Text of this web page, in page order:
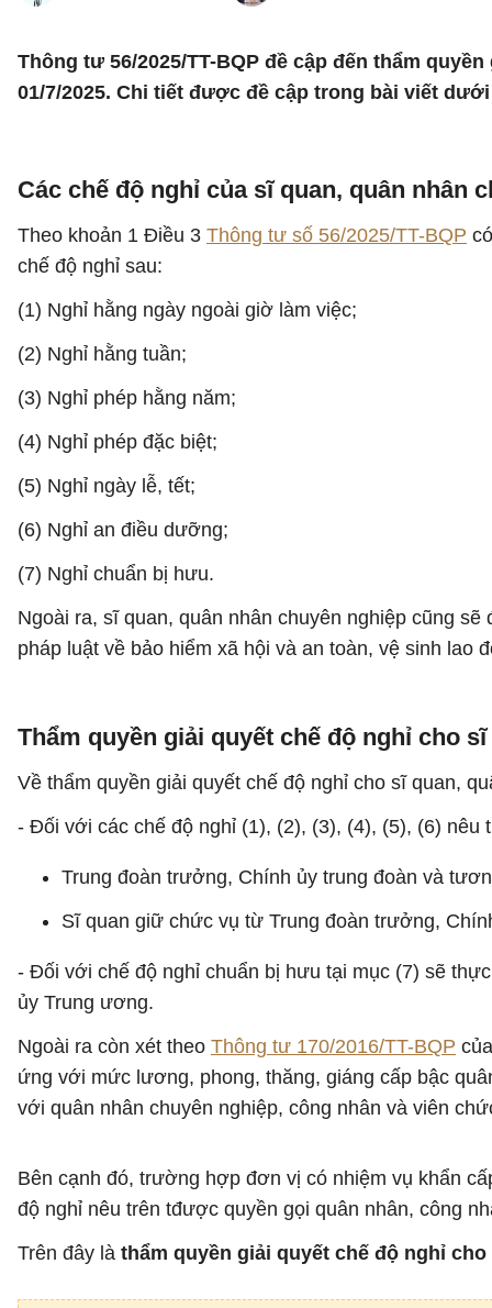
Thông tư 56/2025/TT-BQP đề cập đến thẩm
01/7/2025. Chi tiết được đề cập trong bài viết dưới
Các chế độ nghỉ của sĩ quan, quân nhân
Theo khoản 1 Điều 3 Thông tư số 56/2025/TT-BQP
chế độ nghỉ sau:
(1) Nghỉ hằng ngày ngoài giờ làm việc;
(2) Nghỉ hằng tuần;
(3) Nghỉ phép hằng năm;
(4) Nghỉ phép đặc biệt;
(5) Nghỉ ngày lễ, tết;
(6) Nghỉ an điều dưỡng;
(7) Nghỉ chuẩn bị hưu.
Ngoài ra, sĩ quan, quân nhân chuyên nghiệp cũng
pháp luật về bảo hiểm xã hội và an toàn, vệ sinh lao
Thẩm quyền giải quyết chế độ nghỉ cho
Về thẩm quyền giải quyết chế độ nghỉ cho sĩ quan,
- Đối với các chế độ nghỉ (1), (2), (3), (4), (5), (6) nêu
Trung đoàn trưởng, Chính ủy trung đoàn và
​Sĩ quan giữ chức vụ từ Trung đoàn trưởng,
- Đối với chế độ nghỉ chuẩn bị hưu tại mục (7) sẽ
ủy Trung ương.
Ngoài ra còn xét theo Thông tư 170/2016/TT-BQP
ứng với mức lương, phong, thăng, giáng cấp bậc
với quân nhân chuyên nghiệp, công nhân và viên
Bên cạnh đó, trường hợp đơn vị có nhiệm vụ khẩn
độ nghỉ nêu trên tđược quyền gọi quân nhân, công
Trên đây là thẩm quyền giải quyết chế độ nghỉ